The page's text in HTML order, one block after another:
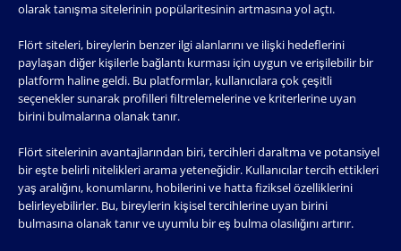
olarak tanışma sitelerinin popülaritesinin artmasına yol açtı.
Flört siteleri, bireylerin benzer ilgi alanlarını ve ilişki hedeflerini
paylaşan diğer kişilerle bağlantı kurması için uygun ve erişilebilir bir
platform haline geldi. Bu platformlar, kullanıcılara çok çeşitli
seçenekler sunarak profilleri filtrelemelerine ve kriterlerine uyan
birini bulmalarına olanak tanır.
Flört sitelerinin avantajlarından biri, tercihleri ​​daraltma ve potansiyel
bir eşte belirli nitelikleri arama yeteneğidir. Kullanıcılar tercih ettikleri
yaş aralığını, konumlarını, hobilerini ve hatta fiziksel özelliklerini
belirleyebilirler. Bu, bireylerin kişisel tercihlerine uyan birini
bulmasına olanak tanır ve uyumlu bir eş bulma olasılığını artırır.